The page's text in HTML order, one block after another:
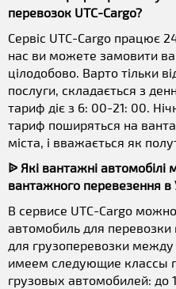
перевозок UTC-Cargo?
Сервіс UTC-Cargo працює
нас ви можете замовити
цілодобово. Варто тільки
послуги, складається з
тариф діє з 6: 00-21: 00.
тариф поширяться на
міста, і вважається як
ᐉ Які вантажні
вантажного перевезення в
В сервисе UTC-Cargo
автомобиль для перевозки
для грузоперевозки
имеем следующие классы
грузовых автомобилей: до